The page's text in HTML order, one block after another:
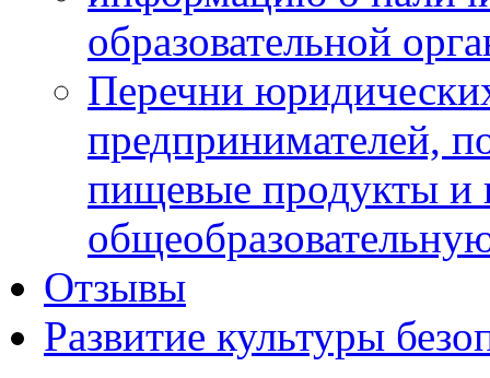
образовательной
Перечни
предпринимателей,
пищевые продукты и
Отзывы
Развитие культуры